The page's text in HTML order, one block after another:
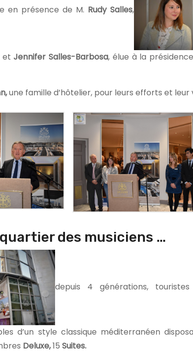
en présence de M. Rudy Salles,
etJennifer Salles-Barbosa, élue à la
une famille d’hôtelier, pour leurs efforts et leur
des musiciens …
depuis 4 générations,
d’un style classique méditerranéen
Deluxe,15 Suites.